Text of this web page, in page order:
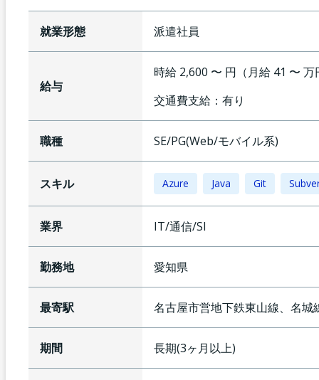
就業形態 派遣社員
給与
時給 2,600 〜 円（月給 41 〜 万
交通費支給： 有り
職種 SE/PG(Web/モバイル系)
スキル Azure Java Git
業界 IT/通信/SI
勤務地 愛知県
最寄駅 名古屋市営地下鉄東山線、名城
期間 長期(3ヶ月以上)